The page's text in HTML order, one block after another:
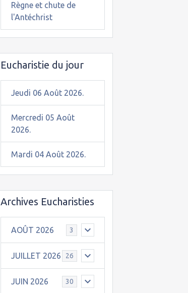
Règne et chute de
l'Antéchrist
Eucharistie du jour
Jeudi 06 Août 2026.
Mercredi 05 Août
2026.
Mardi 04 Août 2026.
Archives Eucharisties
AOÛT 2026 3
JUILLET 2026 26
JUIN 2026 30